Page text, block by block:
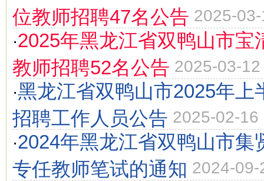
位教师招聘47名公告 2025-
·2025年黑龙江省双鸭山市宝
教师招聘52名公告 2025-03-12
·黑龙江省双鸭山市2025年上
招聘工作人员公告 2025-02-16
·2024年黑龙江省双鸭山市集
专任教师笔试的通知 2024-09-